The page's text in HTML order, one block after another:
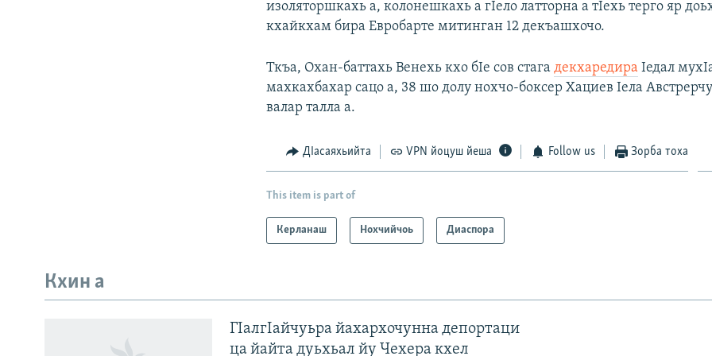
изоляторшкахь а, колонешкахь а гIело латторна а тIехь терго яр
кхайкхам бира Евробарте митинган 12 декъашхочо.
Ткъа, Охан-баттахь Венехь кхо бIе сов стагадекхаредира Iедал
махкахбахар сацо а, 38 шо долу нохчо-боксер Хациев Iела
валар талла а.
ДIасаяхьийта VPN йоцуш йеша Follow us Зорба тоха
This item is part of
Керланаш Нохчийчоь Диаспора
Кхин а
ГIалгIайчуьра йахархочунна депортаци
ца йайта дуьхьал йу Чехера кхел